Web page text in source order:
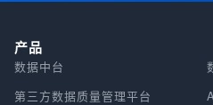
产品
数据中台
第三方数据质量管理平台